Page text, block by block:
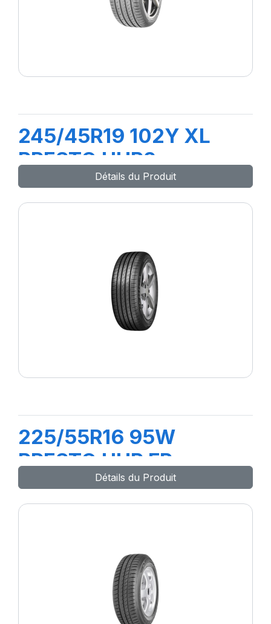
245/45R19 102Y XL
PRESTO UHP2
Détails du Produit
225/55R16 95W
PRESTO UHP FP
Détails du Produit